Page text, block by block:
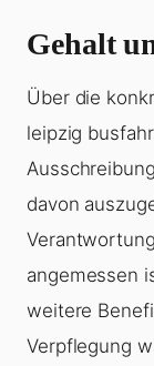
Gehalt
Über die
leipzig
davon
angemessen
weitere
Verpflegung